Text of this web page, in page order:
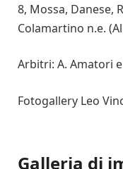
8, Mossa, Danese,
Colamartino n.e.
Arbitri: A. Amatori
Fotogallery Leo
Galleria di